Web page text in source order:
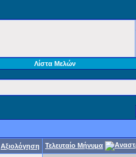
Λίστα Μελών
Αξιολόγηση Τελευταίο Μήνυμα